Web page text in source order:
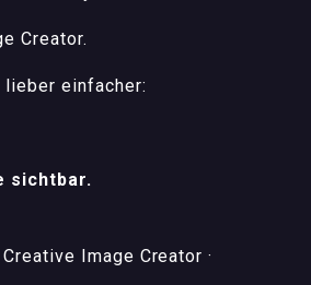
Creator.
einfacher:
sichtbar.
Image Creator ·